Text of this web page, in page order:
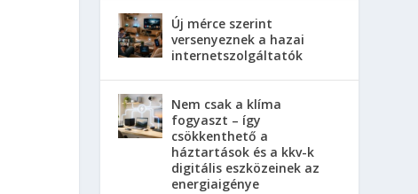
Új mérce szerint
versenyeznek a hazai
internetszolgáltatók
Nem csak a klíma
fogyaszt – így
csökkenthető a
háztartások és a kkv-k
digitális eszközeinek az
energiaigénye